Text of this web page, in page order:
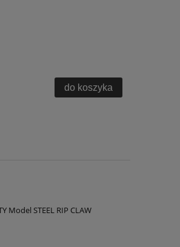
do koszyka
Model STEEL RIP CLAW